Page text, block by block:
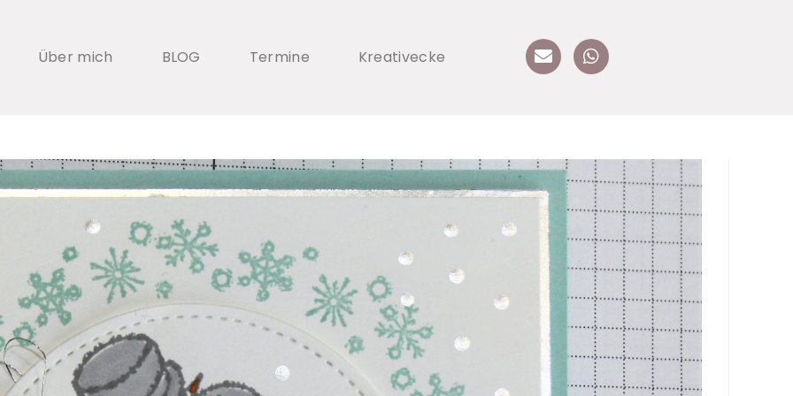
Über mich BLOG Termine Kreativecke